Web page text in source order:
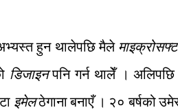
हुन थालेपछि मैले माइक्रोसफ्ट
डिजाइनपनि गर्न थालेँ ।
इमेलठेगाना बनाएँ । २० बर्षको